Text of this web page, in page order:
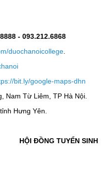
- 093.212.6868
duochanoicollege
bit.ly/google-maps-dhn
Nam Từ Liêm, TP Hà Nội.
Hưng Yên.
HỘI ĐỒNG TUYỂN SINH